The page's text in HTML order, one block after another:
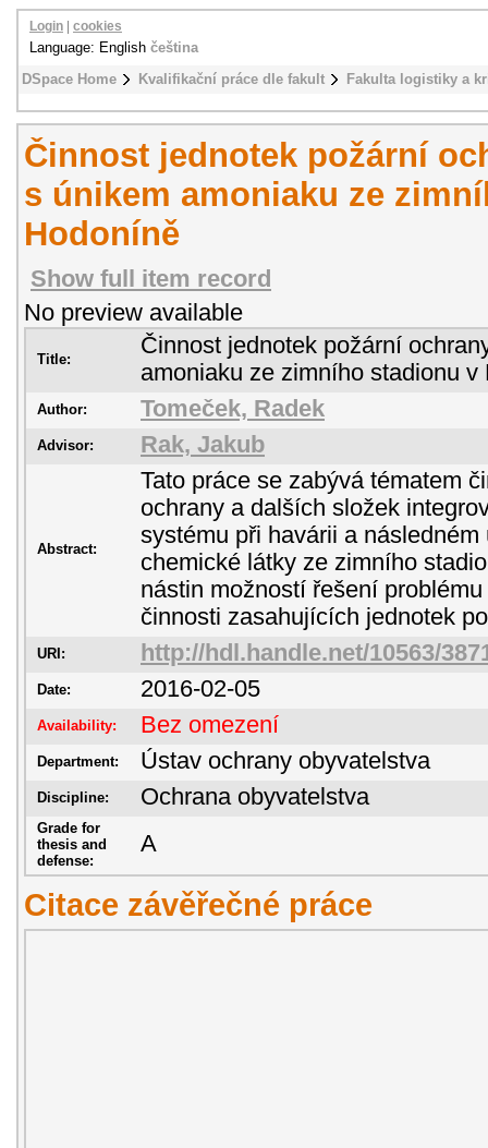
DSpace Home Kvalifikační práce dle fakult Fakulta logistiky a
Login cookies
Language: English čeština
Činnost jednotek požární
s únikem amoniaku ze
Hodoníně
Show full item record
No preview available
Title:
Činnost jednotek požární
amoniaku ze zimního stadionu v
Author: Tomeček, Radek
Advisor: Rak, Jakub
Abstract:
Tato práce se zabývá tématem
ochrany a dalších složek
systému při havárii a
chemické látky ze zimního
nástin možností řešení
činnosti zasahujících jednotek
URI: http://hdl.handle.net/10563/
Date: 2016-02-05
Availability: Bez omezení
Department: Ústav ochrany obyvatelstva
Discipline: Ochrana obyvatelstva
Grade for
thesis and
defense:
A
Citace závěřečné práce